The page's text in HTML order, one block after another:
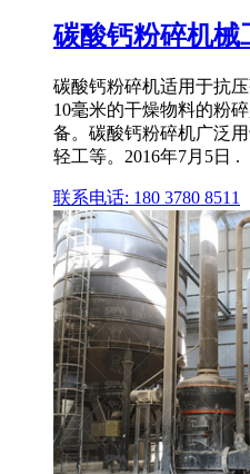
碳酸钙粉碎机械
碳酸钙粉碎机适用于抗
10毫米的干燥物料的粉
备。碳酸钙粉碎机广泛
轻工等。2016年7月5日 .
联系电话: 180 3780 8511